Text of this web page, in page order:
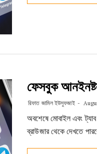
ফেসবুক
রিফাত জামিল ইউসুফজাই
অবশেষে মোবাইল এবং
ব্রাউজার থেকে দেখতে